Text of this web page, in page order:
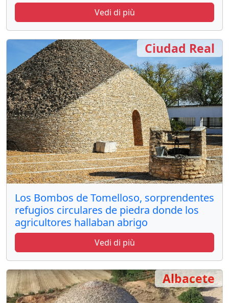
Vedi di più
Los Bombos de Tomelloso, sorprendentes
refugios circulares de piedra donde los
agricultores hallaban abrigo
Vedi di più
Ciudad Real
Albacete